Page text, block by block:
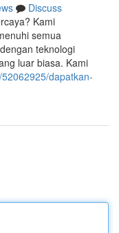
Discuss
Kami
semua
teknologi
luar biasa. Kami
dapatkan-